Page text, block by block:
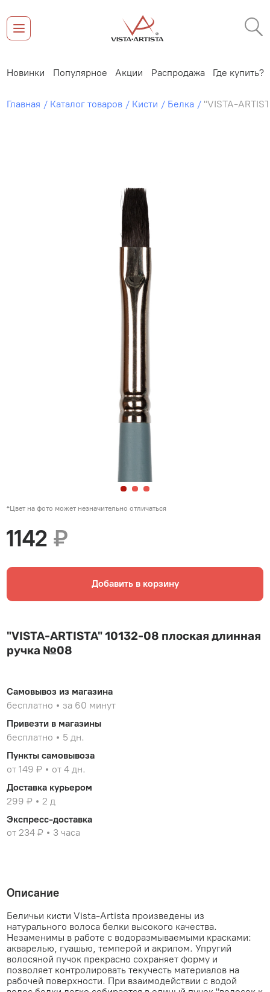
Новинки Популярное Акции Распродажа Где купить?
Главная Каталог товаров Кисти Белка "VISTA-
*Цвет на фото может незначительно отличаться
1142₽
Добавить в корзину
"VISTA-ARTISTA" 10132-08 плоская длинная
ручка №08
Самовывоз из магазина
бесплатно
за 60 минут
Привезти в магазины
бесплатно
5 дн.
Пункты самовывоза
от 149 ₽
от 4 дн.
Доставка курьером
299 ₽
2 д
Экспресс-доставка
от 234 ₽
3 часа
Описание
Беличьи кисти Vista-Artista произведены из
натурального волоса белки высокого качества.
Незаменимы в работе с водоразмываемыми красками:
акварелью, гуашью, темперой и акрилом. Упругий
волосяной пучок прекрасно сохраняет форму и
позволяет контролировать текучесть материалов на
рабочей поверхности. При взаимодействии с водой